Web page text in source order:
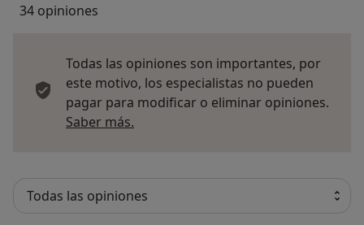
34 opiniones
Todas las opiniones son importantes, por
este motivo, los especialistas no pueden
pagar para modificar o eliminar opiniones.
Saber más.